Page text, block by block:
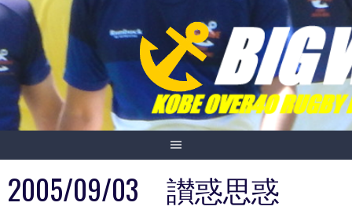
Skip
content
2005/09/03 讃惑思惑